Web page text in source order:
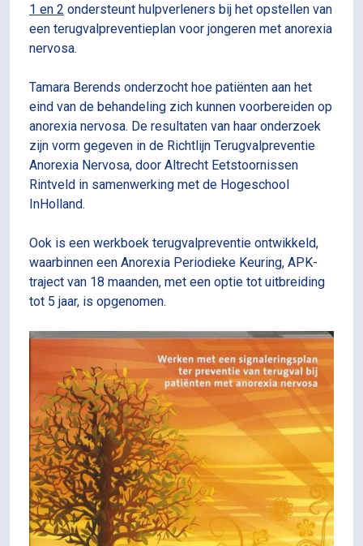
1 en 2 ondersteunt hulpverleners bij het opstellen van
een terugvalpreventieplan voor jongeren met anorexia
nervosa.
Tamara Berends onderzocht hoe patiënten aan het
eind van de behandeling zich kunnen voorbereiden op
anorexia nervosa. De resultaten van haar onderzoek
zijn vorm gegeven in de Richtlijn Terugvalpreventie
Anorexia Nervosa, door Altrecht Eetstoornissen
Rintveld in samenwerking met de Hogeschool
InHolland.
Ook is een werkboek terugvalpreventie ontwikkeld,
waarbinnen een Anorexia Periodieke Keuring, APK-
traject van 18 maanden, met een optie tot uitbreiding
tot 5 jaar, is opgenomen.